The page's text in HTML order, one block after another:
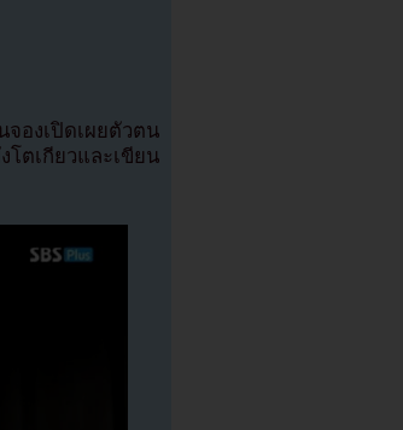
องเปิดเผยตัวตน
ตเกียวและเขียน